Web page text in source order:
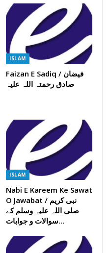
ISLAM
Faizan E Sadiq / فیضان
صادق رحمتہ اللہ علیہ
ISLAM
Nabi E Kareem Ke Sawat
O Jawabat / نبی کریم
صلی اللہ علیہ وسلم کے
سوالات و جوابات…